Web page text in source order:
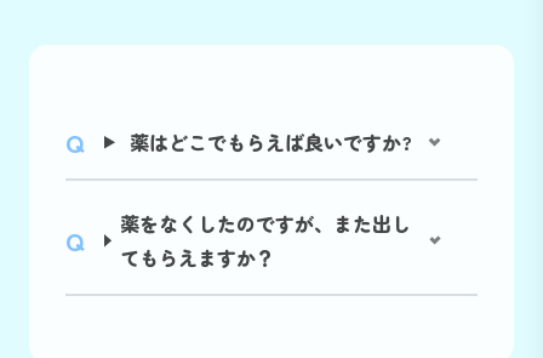
薬はどこでもらえば良いですか?
薬をなくしたのですが、また出し
てもらえますか？